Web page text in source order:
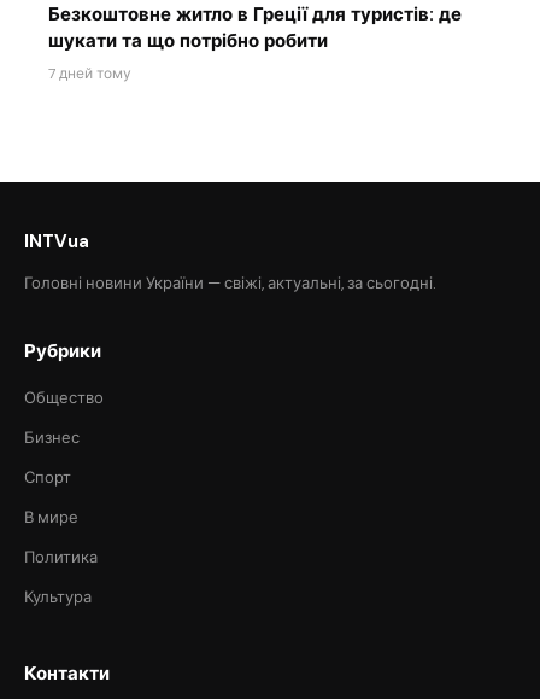
Безкоштовне житло в Греції для туристів: де
шукати та що потрібно робити
7 дней тому
INTVua
Головні новини України — свіжі, актуальні, за сьогодні.
Рубрики
Общество
Бизнес
Спорт
В мире
Политика
Культура
Контакти